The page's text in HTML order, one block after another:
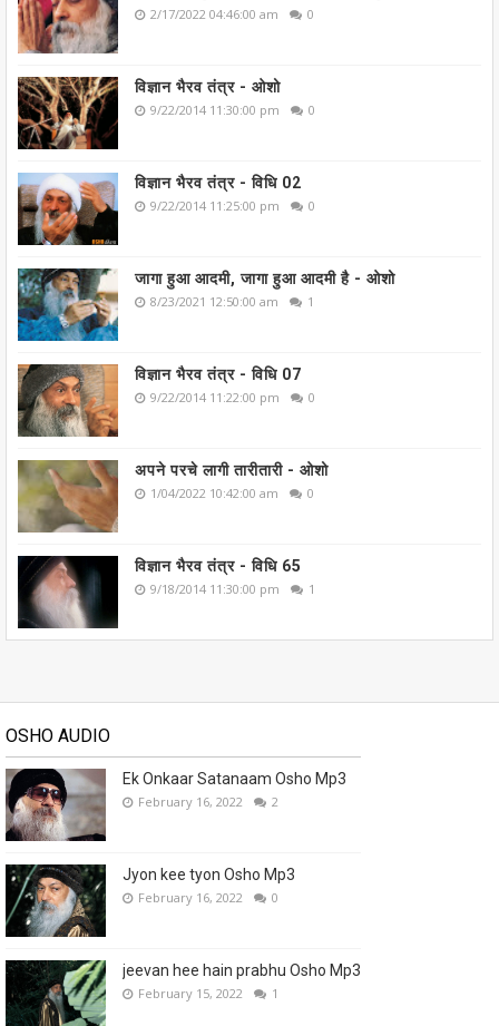
2/17/2022 04:46:00 am 0
विज्ञान भैरव तंत्र - ओशो
9/22/2014 11:30:00 pm 0
विज्ञान भैरव तंत्र - विधि 02
9/22/2014 11:25:00 pm 0
जागा हुआ आदमी, जागा हुआ आदमी है - ओशो
8/23/2021 12:50:00 am 1
विज्ञान भैरव तंत्र - विधि 07
9/22/2014 11:22:00 pm 0
अपने परचे लागी तारीतारी - ओशो
1/04/2022 10:42:00 am 0
विज्ञान भैरव तंत्र - विधि 65
9/18/2014 11:30:00 pm 1
OSHO AUDIO
Ek Onkaar Satanaam Osho Mp3
February 16, 2022 2
Jyon kee tyon Osho Mp3
February 16, 2022 0
jeevan hee hain prabhu Osho Mp3
February 15, 2022 1